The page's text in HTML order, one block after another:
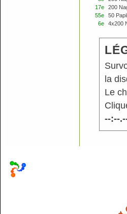
17e
200
55e
50
6e
4x200
la
Le
--:--